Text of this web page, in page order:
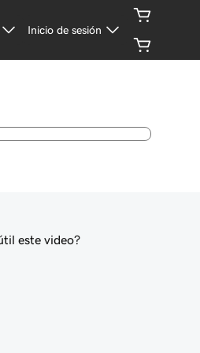
Inicio de sesión
este video?